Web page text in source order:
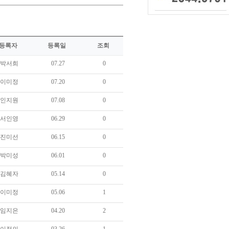
록자 등록일 조회
박서희 07.27 0
이미정 07.20 0
인지원 07.08 0
서인영 06.29 0
진미선 06.15 0
박미성 06.01 0
김혜자 05.14 0
이미정 05.06 1
임지은 04.20 2